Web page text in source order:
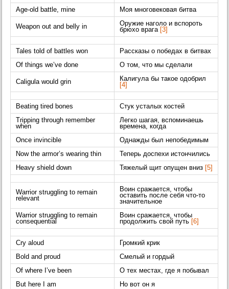
Age-old battle, mine
Моя многовековая битва
Weapon out and belly in
Оружие наголо и вспороть
брюхо врага [3]
Tales told of battles won
Рассказы о победах в битвах
Of things we’ve done
О том, что мы сделали
Caligula would grin
Калигула бы такое одобрил
[4]
Beating tired bones
Стук усталых костей
Tripping through remember
when
Легко шагая, вспоминаешь
времена, когда
Once invincible
Однажды был непобедимым
Now the armor’s wearing thin
Теперь доспехи истончились
Heavy shield down
Тяжелый щит опущен вниз [5]
Warrior struggling to remain
relevant
Воин сражается, чтобы
оставить после себя что-то
значительное
Warrior struggling to remain
consequential
Воин сражается, чтобы
продолжить свой путь [6]
Cry aloud
Громкий крик
Bold and proud
Смелый и гордый
Of where I’ve been
О тех местах, где я побывал
But here I am
Но вот он я